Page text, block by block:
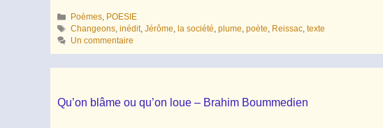
Catégories
Poèmes, POESIE
Étiquettes
Changeons,inédit,Jérôme, la société,plume,poète, Reissac,texte
Un commentaire
Qu’on blâme ou qu’on loue – Brahim Boummedien